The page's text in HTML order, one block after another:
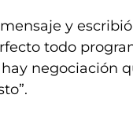
y
todo
negociación